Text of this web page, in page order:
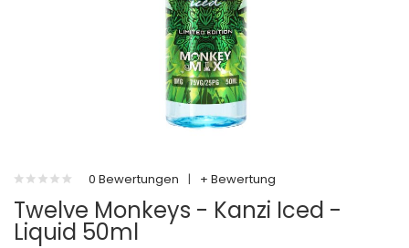
0 Bewertungen | + Bewertung
Twelve Monkeys - Kanzi Iced -
Liquid 50ml